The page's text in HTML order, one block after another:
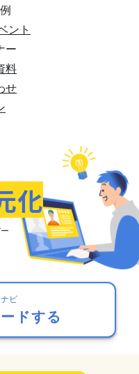
ント
ー
料
せ
化
ビ
ドする